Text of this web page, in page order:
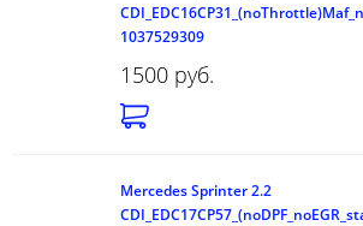
1037529309
1500 руб.
Mercedes Sprinter 2.2